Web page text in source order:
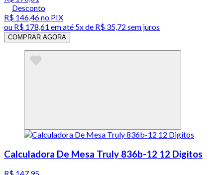
Desconto
R$ 146,46no PIX
ou R$ 178,61 em até 5x de R$ 35,72 sem juros
COMPRAR AGORA
Calculadora De Mesa Truly 836b-12 12 Digitos